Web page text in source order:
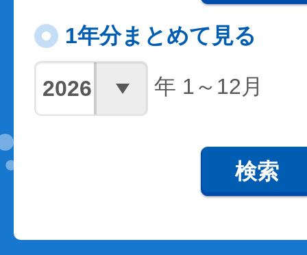
1年分まとめて見る
年 1～12月
検索